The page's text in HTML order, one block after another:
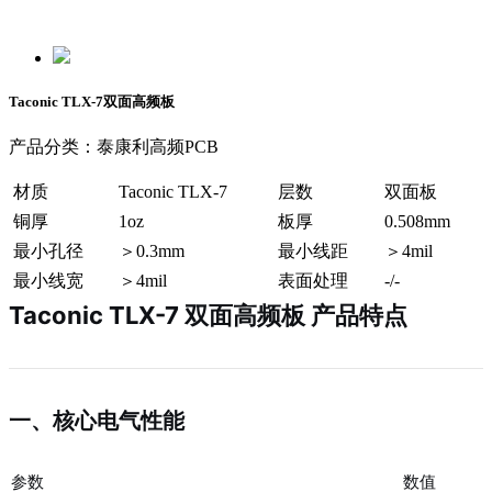
Taconic TLX-7双面高频板
产品分类：泰康利高频PCB
材质 Taconic TLX-7 层数
双面板
铜厚
1oz 板厚
0.508mm
最小孔径
＞0.3mm 最小线距
＞4mil
最小线宽
＞4mil 表面处理 -/-
Taconic TLX-7 双面高频板 产品特点
一、核心电气性能
参数 数值